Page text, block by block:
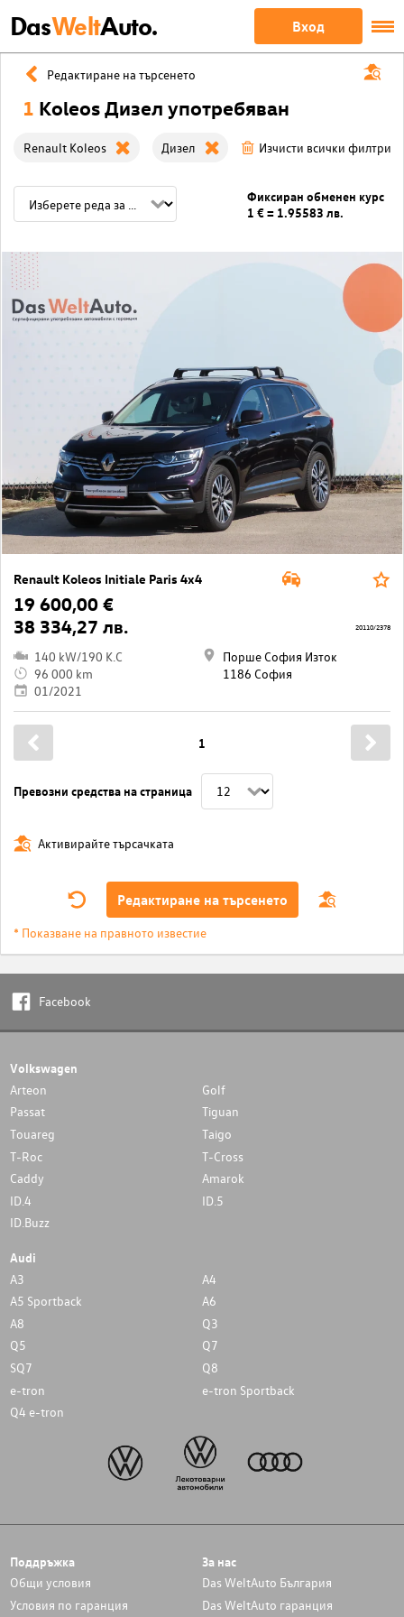
DasWeltAuto. Вход
Редактиране на търсенето
1 Koleos Дизел употребяван
Renault Koleos Дизел Изчисти всички филтри
Фиксиран обменен курс
1 € = 1.95583 лв.
Renault Koleos Initiale Paris 4x4
19 600,00 €
38 334,27 лв.
140 kW/190 K.C
96 000 km
01/2021
Порше София Изток
1186 София
20110/2378
Превозни средства на страница
1
Активирайте търсачката
Редактиране на търсенето
* Показване на правното известие
Facebook
Volkswagen
Arteon
Golf
Passat
Tiguan
Touareg
Taigo
T-Roc
T-Cross
Caddy
Amarok
ID.4
ID.5
ID.Buzz
Audi
A3
A4
A5 Sportback
A6
A8
Q3
Q5
Q7
SQ7
Q8
e-tron
e-tron Sportback
Q4 e-tron
Поддръжка
Общи условия
Условия по гаранция
За нас
Das WeltAuto България
Das WeltAuto гаранция